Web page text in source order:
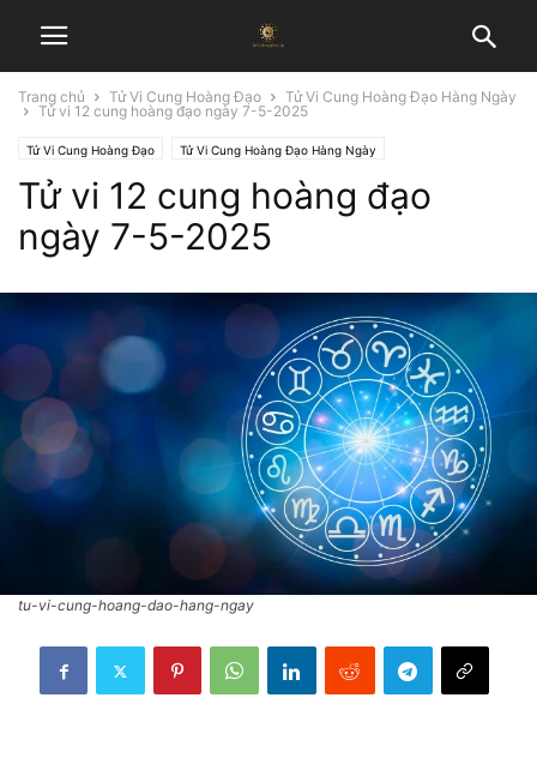
Trang chủ Tử Vi Cung Hoàng Đạo
Tử Vi Cung Hoàng Đạo Hàng Ngày
Tử vi 12 cung hoàng đạo ngày 7-5-2025
Tử Vi Cung Hoàng Đạo Tử Vi Cung Hoàng Đạo Hàng Ngày
Tử vi 12 cung hoàng đạo
ngày 7-5-2025
tu-vi-cung-hoang-dao-hang-ngay